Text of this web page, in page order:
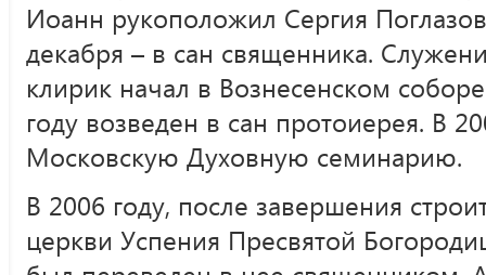
Иоанн рукоположил Сергия
декабря – в сан священника.
клирик начал в Вознесенском
году возведен в сан протоиерея. В
Московскую Духовную семинарию.
В 2006 году, после завершения
церкви Успения Пресвятой